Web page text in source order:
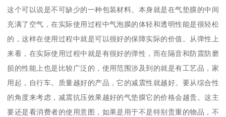
这个可以说是不可缺少的一种包装材料。本身就是在气垫膜的中间
充满了空气，在实际使用过程中气泡膜的体轻和透明性能是很轻松
的，这样在使用过程中就是可以很好的保障实际的价值。从弹性上
来看，在实际使用过程中就是有很好的弹性，而在隔音和防震防磨
损的性能上也是比较广泛的，使用范围涉及到的就是有工艺品，家
用起，自行车。质量越好的产品，它的减震性就越好。要从综合性
的角度来考虑，减震抗压效果越好的气垫膜它的价格会越贵。这主
要还是看消费者的使用意图，如果是用于不是特别贵重的物品，不